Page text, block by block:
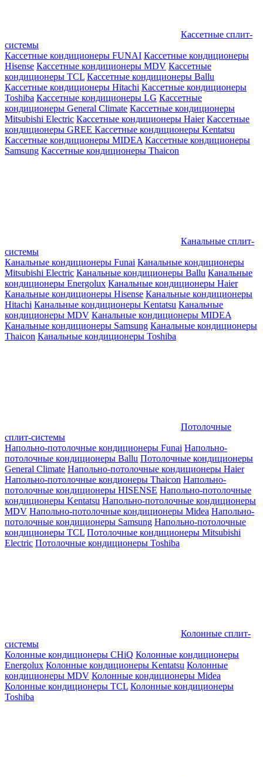
Кассетные сплит-
системы
Кассетные кондиционеры FUNAI Кассетные кондиционеры
Hisense Кассетные кондиционеры MDV Кассетные
кондиционеры TCL Кассетные кондиционеры Ballu
Кассетные кондиционеры Hitachi Кассетные кондиционеры
Toshiba Кассетные кондиционеры LG Кассетные
кондиционеры General Climate Кассетные кондиционеры
Mitsubishi Electric Кассетные кондиционеры Haier Кассетные
кондиционеры GREE Кассетные кондиционеры Kentatsu
Кассетные кондиционеры MIDEA Кассетные кондиционеры
Samsung Кассетные кондиционеры Thaicon
Канальные сплит-
системы
Канальные кондиционеры Funai Канальные кондиционеры
Mitsubishi Electric Канальные кондиционеры Ballu Канальные
кондиционеры Energolux Канальные кондиционеры Haier
Канальные кондиционеры Hisense Канальные кондиционеры
Hitachi Канальные кондиционеры Kentatsu Канальные
кондиционеры MDV Канальные кондиционеры MIDEA
Канальные кондиционеры Samsung Канальные кондиционеры
Thaicon Канальные кондиционеры Toshiba
Потолочные
сплит-системы
Напольно-потолочные кондиционеры Funai Напольно-
потолочные кондиционеры Ballu Потолочные кондиционеры
General Climate Напольно-потолочные кондиционеры Haier
Напольно-потолочные кондионеры Thaicon Напольно-
потолочные кондиционеры HISENSE Напольно-потолочные
кондиционеры Kentatsu Напольно-потолочные кондиционеры
MDV Напольно-потолочные кондиционеры Midea Напольно-
потолочные кондиционеры Samsung Напольно-потолочные
кондиционеры TCL Потолочные кондиционеры Mitsubishi
Electric Потолочные кондиционеры Toshiba
Колонные сплит-
системы
Колонные кондиционеры CHiQ Колонные кондиционеры
Energolux Колонные кондиционеры Kentatsu Колонные
кондиционеры MDV Колонные кондиционеры Midea
Колонные кондиционеры TCL Колонные кондиционеры
Toshiba